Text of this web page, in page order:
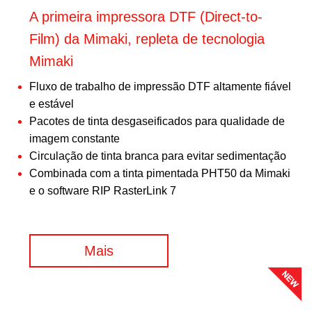
A primeira impressora DTF (Direct-to-
Film) da Mimaki, repleta de tecnologia
Mimaki
Fluxo de trabalho de impressão DTF altamente fiável
e estável
Pacotes de tinta desgaseificados para qualidade de
imagem constante
Circulação de tinta branca para evitar sedimentação
Combinada com a tinta pimentada PHT50 da Mimaki
e o software RIP RasterLink 7
Mais